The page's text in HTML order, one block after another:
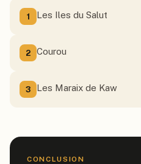
1 Les Iles du Salut
2 Courou
3 Les Maraix de Kaw
CONCLUSION